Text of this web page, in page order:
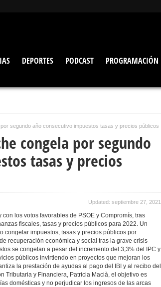
DEPORTES PODCAST PROGRAMACIÓN
segundo año consecutivo impuestos tasas y precios públicos
congela por segundo
tasas y precios
Updated: septiembre 27, 2021
los votos favorables de PSOE y Compromís, tras
fiscales, tasas y precios públicos para 2022. Un
congelar impuestos, tasas y precios públicos por
recuperación económica y social tras la grave crisis
se congelan a pesar del incremento del 3,3% del IPC y
públicos invirtiendo en proyectos que mejoran los
la prestación de ayudas al pago del IBI y al recibo del
Tributaria y Financiera, Patricia Macià, el objetivo es
domésticas y no perjudicar los ingresos de las arcas